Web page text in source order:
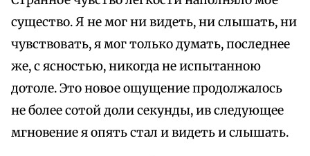
существо. Я не мог ни видеть, ни слышать, ни
чувствовать, я мог только думать, последнее
же, с ясностью, никогда не испытанною
дотоле. Это новое ощущение продолжалось
не более сотой доли секунды, ив следующее
мгновение я опять стал и видеть и слышать.